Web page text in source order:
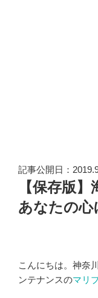
記事公開日：
【保存版
あなたの心
こんにちは。神奈
ンテナンスのマリ